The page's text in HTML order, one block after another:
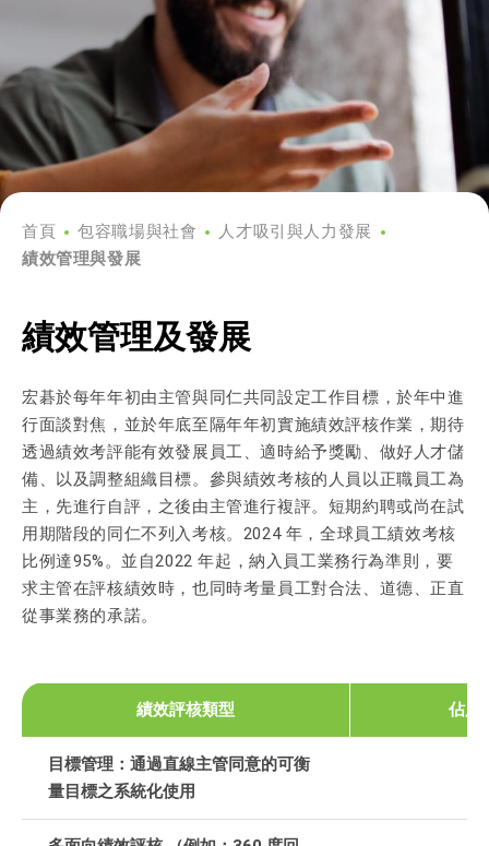
首頁 包容職場與社會
人才吸引與人力發展
績效管理與發展
績效管理及發展
宏碁於每年年初由主管與同仁共同設定工作目標，於年中進
行面談對焦，並於年底至隔年年初實施績效評核作業，期待
透過績效考評能有效發展員工、適時給予獎勵、做好人才儲
備、以及調整組織目標。參與績效考核的人員以正職員工為
主，先進行自評，之後由主管進行複評。短期約聘或尚在試
用期階段的同仁不列入考核。2024 年，全球員工績效考核
比例達95%。並自2022 年起，納入員工業務行為準則，要
求主管在評核績效時，也同時考量員工對合法、道德、正直
從事業務的承諾。
績效評核類型 佔所
目標管理：通過直線主管同意的可衡
量目標之系統化使用